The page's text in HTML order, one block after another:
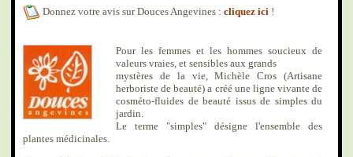
Donnez votre avis sur Douces Angevines : cliquez ici !
Pour les femmes et les hommes soucieux de
valeurs vraies, et sensibles aux grands
mystères de la vie, Michèle Cros (Artisane
herboriste de beauté) a créé une ligne vivante de
cosméto-fluides de beauté issus de simples du
jardin.
Le terme "simples" désigne l'ensemble des
plantes médicinales.